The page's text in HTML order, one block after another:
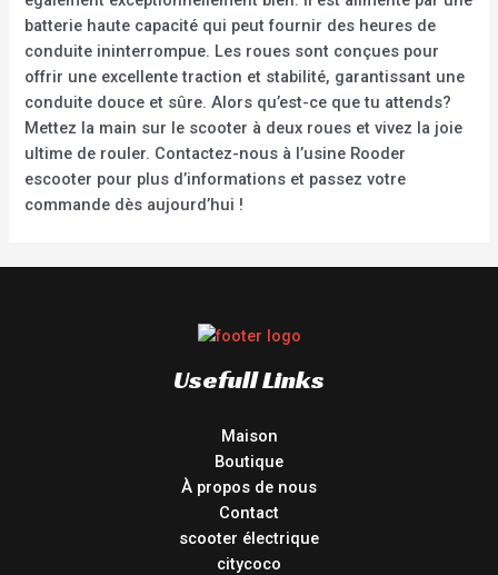
batterie haute capacité qui peut fournir des heures de
conduite ininterrompue. Les roues sont conçues pour
offrir une excellente traction et stabilité, garantissant une
conduite douce et sûre. Alors qu’est-ce que tu attends?
Mettez la main sur le scooter à deux roues et vivez la joie
ultime de rouler. Contactez-nous à l’usine Rooder
escooter pour plus d’informations et passez votre
commande dès aujourd’hui !
Usefull Links
Maison
Boutique
À propos de nous
Contact
scooter électrique
citycoco